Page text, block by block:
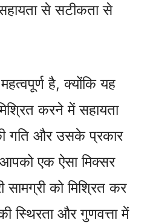
से सटीकता से
है, क्योंकि यह
करने में सहायता
गति और उसके प्रकार
एक ऐसा मिक्सर
सामग्री को मिश्रित कर
और गुणवत्ता में